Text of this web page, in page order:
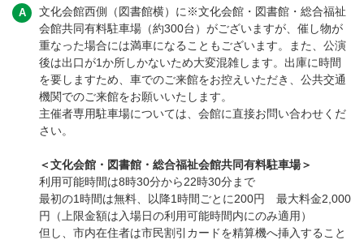
文化会館西側（図書館横）に※文化会館・図書館・総合福祉
会館共同有料駐車場（約300台）がございますが、催し物が
重なった場合には満車になることもございます。また、公演
後は出口が1か所しかないため大変混雑します。出庫に時間
を要しますため、車でのご来館をお控えいただき、公共交通
機関でのご来館をお願いいたします。
主催者専用駐車場については、会館に直接お問い合わせくだ
さい。
＜文化会館・図書館・総合福祉会館共同有料駐車場＞
利用可能時間は8時30分から22時30分まで
最初の1時間は無料、以降1時間ごとに200円 最大料金2,000
円（上限金額は入場日の利用可能時間内にのみ適用）
但し、市内在住者は市民割引カードを精算機へ挿入すること